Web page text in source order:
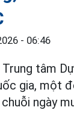
- 06:46
tâm
gia, một
ngày